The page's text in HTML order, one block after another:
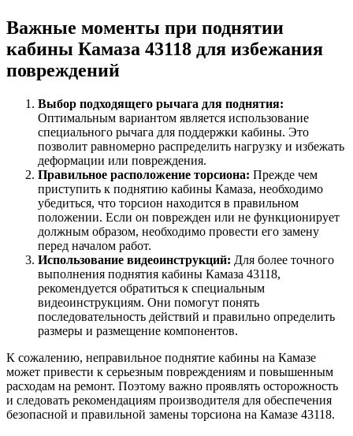
Важные моменты при поднятии
кабины Камаза 43118 для избежания
повреждений
Выбор подходящего рычага для поднятия:
Оптимальным вариантом является использование
специального рычага для поддержки кабины. Это
позволит равномерно распределить нагрузку и избежать
деформации или повреждения.
Правильное расположение торсиона: Прежде чем
приступить к поднятию кабины Камаза, необходимо
убедиться, что торсион находится в правильном
положении. Если он поврежден или не функционирует
должным образом, необходимо провести его замену
перед началом работ.
Использование видеоинструкций: Для более точного
выполнения поднятия кабины Камаза 43118,
рекомендуется обратиться к специальным
видеоинструкциям. Они помогут понять
последовательность действий и правильно определить
размеры и размещение компонентов.
К сожалению, неправильное поднятие кабины на Камазе
может привести к серьезным повреждениям и повышенным
расходам на ремонт. Поэтому важно проявлять осторожность
и следовать рекомендациям производителя для обеспечения
безопасной и правильной замены торсиона на Камазе 43118.